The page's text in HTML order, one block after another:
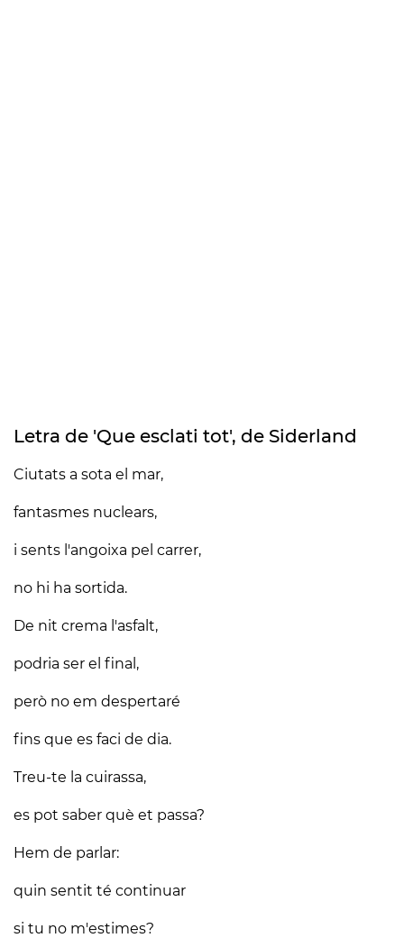
Letra de 'Que esclati tot', de Siderland
Ciutats a sota el mar,
fantasmes nuclears,
i sents l'angoixa pel carrer,
no hi ha sortida.
De nit crema l'asfalt,
podria ser el final,
però no em despertaré
fins que es faci de dia.
Treu-te la cuirassa,
es pot saber què et passa?
Hem de parlar:
quin sentit té continuar
si tu no m'estimes?